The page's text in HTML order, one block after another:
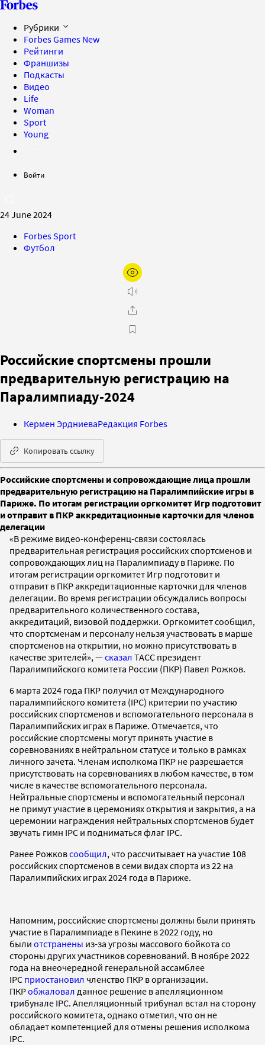
Рубрики
Forbes Games New
Рейтинги
Франшизы
Подкасты
Видео
Life
Woman
Sport
Young
Войти
24 June 2024
Forbes Sport
Футбол
Российские спортсмены прошли
предварительную регистрацию на
Паралимпиаду-2024
Кермен ЭрдниеваРедакция Forbes
Копировать ссылку
Российские спортсмены и сопровождающие лица прошли
предварительную регистрацию на Паралимпийские игры в
Париже. По итогам регистрации оргкомитет Игр подготовит
и отправит в ПКР аккредитационные карточки для членов
делегации
«В режиме видео-конференц-связи состоялась
предварительная регистрация российских спортсменов и
сопровождающих лиц на Паралимпиаду в Париже. По
итогам регистрации оргкомитет Игр подготовит и
отправит в ПКР аккредитационные карточки для членов
делегации. Во время регистрации обсуждались вопросы
предварительного количественного состава,
аккредитаций, визовой поддержки. Оргкомитет сообщил,
что спортсменам и персоналу нельзя участвовать в марше
спортсменов на открытии, но можно присутствовать в
качестве зрителей», —сказал ТАСС президент
Паралимпийского комитета России (ПКР) Павел Рожков.
6 марта 2024 года ПКР получил от Международного
паралимпийского комитета (IPC) критерии по участию
российских спортсменов и вспомогательного персонала в
Паралимпийских играх в Париже. Отмечается, что
российские спортсмены могут принять участие в
соревнованиях в нейтральном статусе и только в рамках
личного зачета. Членам исполкома ПКР не разрешается
присутствовать на соревнованиях в любом качестве, в том
числе в качестве вспомогательного персонала.
Нейтральные спортсмены и вспомогательный персонал
не примут участие в церемониях открытия и закрытия, а на
церемонии награждения нейтральных спортсменов будет
звучать гимн IPC и подниматься флаг IPC.
Ранее Рожковсообщил, что рассчитывает на участие 108
российских спортсменов в семи видах спорта из 22 на
Паралимпийских играх 2024 года в Париже.
Напомним, российские спортсмены должны были принять
участие в Паралимпиаде в Пекине в 2022 году, но
были отстранены из-за угрозы массового бойкота со
стороны других участников соревнований. В ноябре 2022
года на внеочередной генеральной ассамблее
IPC приостановил членство ПКР в организации.
ПКРобжаловал данное решение в апелляционном
трибунале IPC. Апелляционный трибунал встал на сторону
российского комитета, однако отметил, что он не
обладает компетенцией для отмены решения исполкома
IPC.